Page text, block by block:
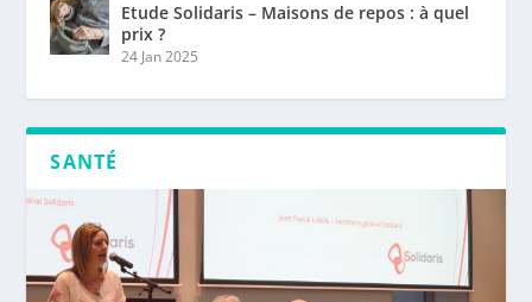
Etude Solidaris – Maisons de repos : à quel
prix ?
24 Jan 2025
SANTÉ